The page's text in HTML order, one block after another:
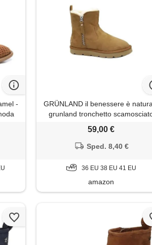
-
GRÜNLAND il benessere è
grunland tronchetto
cuoio 36
59,00 €
Sped. 8,40 €
36 EU 38 EU 41 EU
amazon